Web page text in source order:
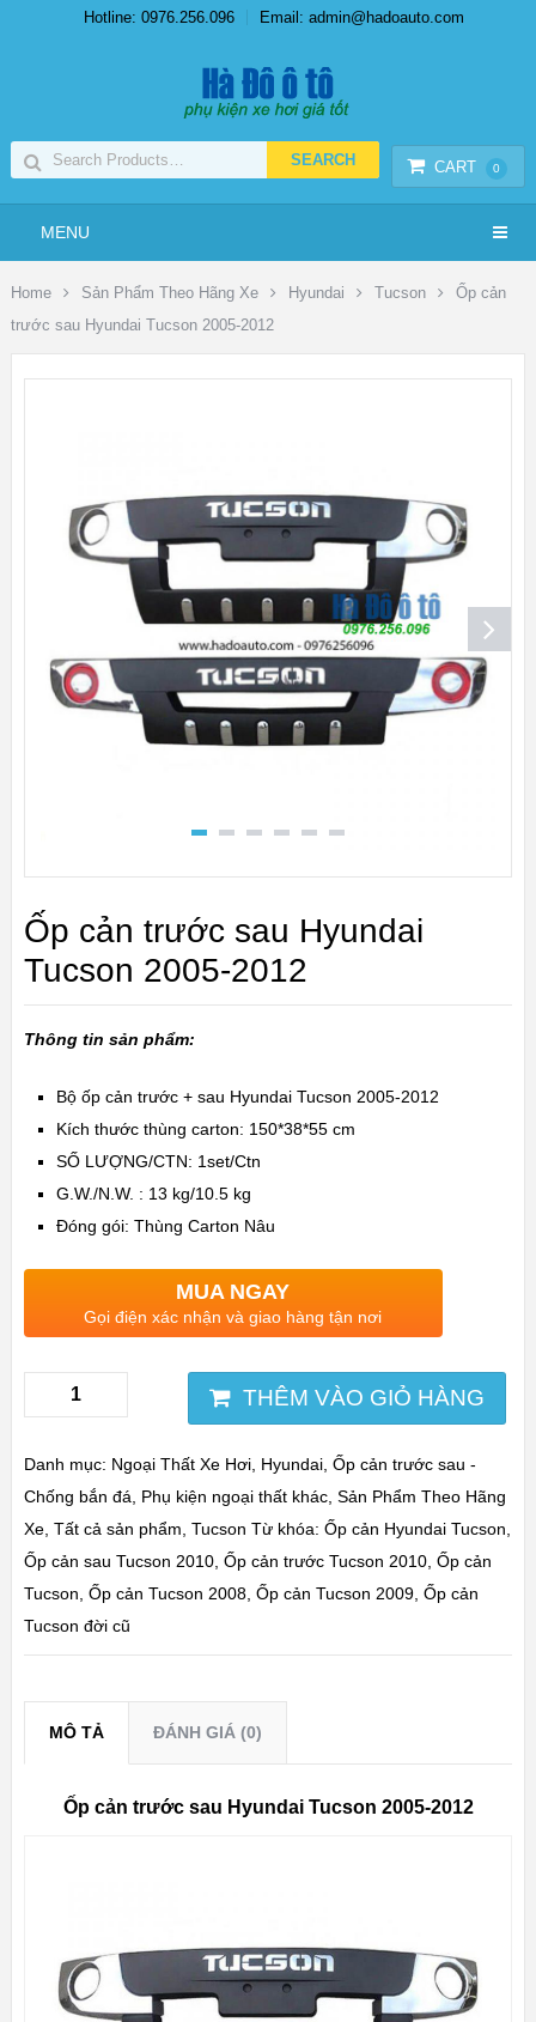
Hotline: 0976.256.096 Email: admin@hadoauto.com
CART 0
MENU
Home Sản Phẩm Theo Hãng Xe Hyundai Tucson
Ốp cản
trước sau Hyundai Tucson 2005-2012
Ốp cản trước sau Hyundai
Tucson 2005-2012
Thông tin sản phẩm:
Bộ ốp cản trước + sau Hyundai Tucson 2005-2012
Kích thước thùng carton: 150*38*55 cm
SỐ LƯỢNG/CTN: 1set/Ctn
G.W./N.W. : 13 kg/10.5 kg
Đóng gói: Thùng Carton Nâu
MUA NGAY
Gọi điện xác nhận và giao hàng tận nơi
THÊM VÀO GIỎ HÀNG
Danh mục: Ngoại Thất Xe Hơi, Hyundai, Ốp cản trước sau -
Chống bắn đá
Phụ kiện ngoại thất khác, Sản Phẩm Theo Hãng
Xe, Tất cả sản phẩm Tucson Từ khóa: Ốp cản Hyundai Tucson
Ốp cản sau Tucson 2010, Ốp cản trước Tucson 2010, Ốp cản
Tucson Ốp cản Tucson 2008, Ốp cản Tucson 2009, Ốp cản
Tucson đời cũ
MÔ TẢ ĐÁNH GIÁ (0)
Ốp cản trước sau Hyundai Tucson 2005-2012